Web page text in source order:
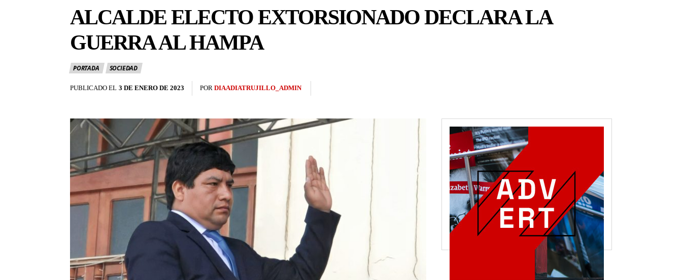
ALCALDE ELECTO EXTORSIONADO DECLARA LA
GUERRA AL HAMPA
PORTADA SOCIEDAD
PUBLICADO EL 3 DE ENERO DE 2023 POR DIAADIATRUJILLO_ADMIN